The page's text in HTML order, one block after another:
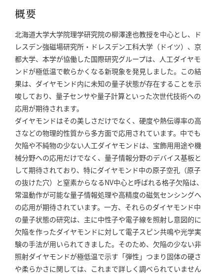
概要
北海道大学大学院理学研究院の柳澤達也教授を中心とし、ド
レスデン強磁場研究所・ドレスデン工科大学（ドイツ）、京
都大学、本学が協働した国際研究グループは、人工ダイヤモ
ンドが極低温で軟らかくなる新現象を発見しました。この結
果は、ダイヤモンド内に未知の量子状態が存在することを示
唆しており、量子センサや量子計算といった次世代技術への
応用が期待されます。
ダイヤモンドはその美しさだけでなく、硬度や熱伝導率の高
さなどの物理的性質から多方面で応用されています。中でも
欠陥や不純物の少ない人工ダイヤモンドは、宝飾用用途や機
械分野への応用だけでなく、量子情報分野のデバイス基板と
して期待されており、特にダイヤモンド中の原子空孔（原子
の抜けた穴）と窒素からなるNV中心と呼ばれる格子欠陥は、
常温動作が可能な量子情報処理や高精度の磁気センシングへ
の応用が期待されています。一方、それらのダイヤモンド中
の量子状態の研究は、主に中性子や電子線を照射し意図的に
欠陥を作ったダイヤモンドに対して電子スピン共鳴や光学実
験の手法が用いられてきました。そのため、欠陥の少ない非
照射ダイヤモンドが極低温で示す「弾性」つまり固体の硬さ
や柔らかさに関しては、これまで詳しく調べられていません